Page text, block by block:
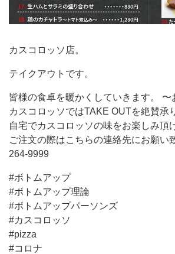
カスコロッソ店。
テイクアウトです。
皆様の食卓を暖かくしていきます。 〜
カスコロッソではTAKE OUTを絶賛承
自宅でカスコロッソの味をお楽しみ頂
ご注文の際はこちらの連絡先にお願い
264-9999
#ボトムアップ
#ボトムアップ理論
#ボトムアップパーソンズ
#カスコロッソ
#pizza
#コロナ